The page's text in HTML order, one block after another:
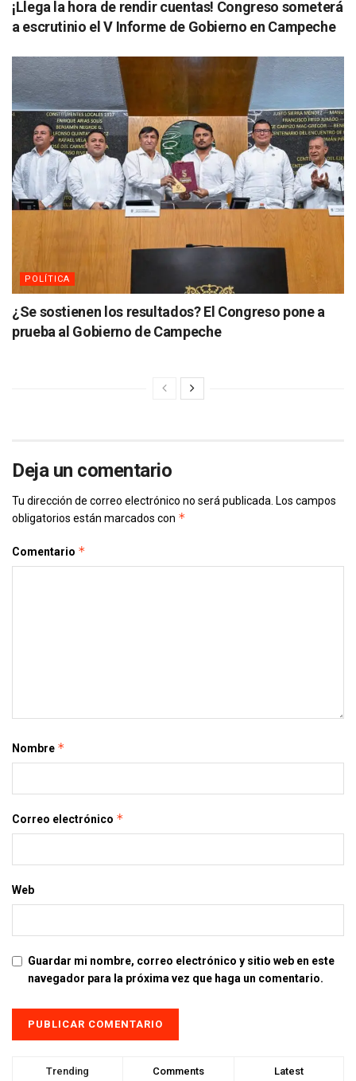
¡Llega la hora de rendir cuentas! Congreso someterá
a escrutinio el V Informe de Gobierno en Campeche
POLÍTICA
¿Se sostienen los resultados? El Congreso pone a
prueba al Gobierno de Campeche
Deja un comentario
Tu dirección de correo electrónico no será publicada. Los campos
obligatorios están marcados con *
Comentario *
Nombre *
Correo electrónico *
Web
Guardar mi nombre, correo electrónico y sitio web en este
navegador para la próxima vez que haga un comentario.
Trending Comments Latest